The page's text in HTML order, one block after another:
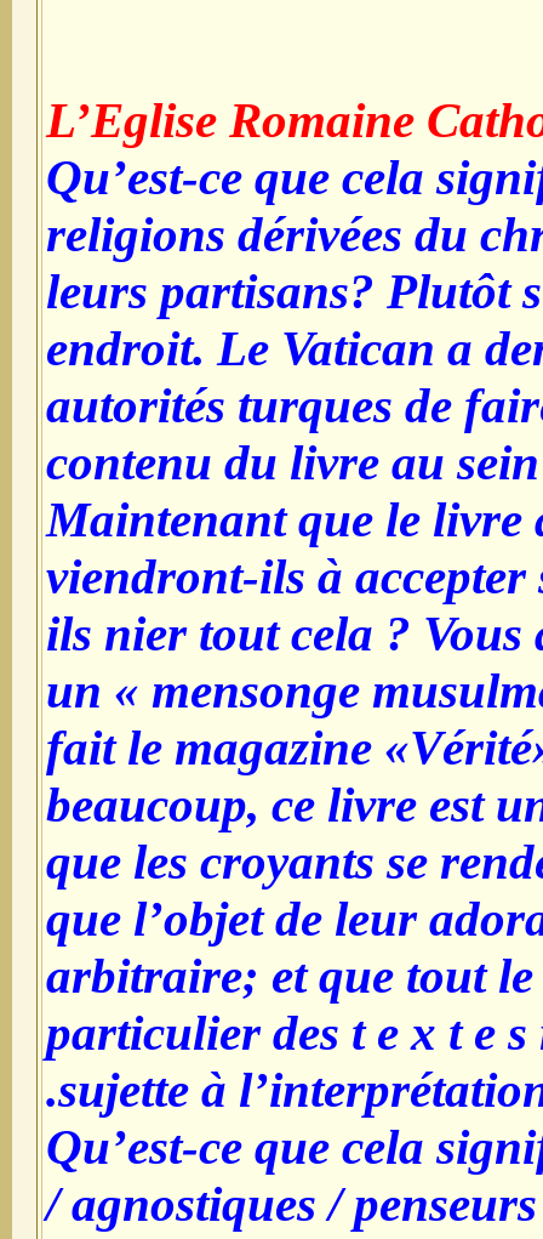
L’Eglise Romaine
Qu’est-ce que cela
religions dérivées du
leurs partisans? Plutôt
endroit. Le Vatican a
autorités turques de
contenu du livre au
Maintenant que le livre
viendront-ils à accepter
ils nier tout cela ? Vous
un « mensonge
fait le magazine
beaucoup, ce livre est
que les croyants se
que l’objet de leur
arbitraire; et que tout le
particulier des t e x t e
sujette à
Qu’est-ce que cela
/ agnostiques /